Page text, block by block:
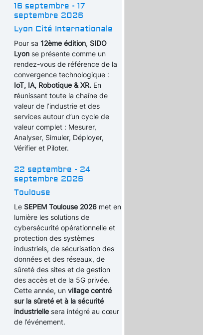
16 septembre - 17
septembre 2026
Lyon Cité Internationale
Pour sa 12ème édition, SIDO
Lyonse présente comme un
rendez-vous de référence de la
convergence technologique :
IoT, IA, Robotique & XR. En
réunissant toute la chaîne de
valeur de l’industrie et des
services autour d’un cycle de
valeur complet : Mesurer,
Analyser, Simuler, Déployer,
Vérifier et Piloter.
22 septembre - 24
septembre 2026
Toulouse
Le SEPEM Toulouse 2026met en
lumière les solutions de
cybersécurité opérationnelle et
protection des systèmes
industriels, de sécurisation des
données et des réseaux, de
sûreté des sites et de gestion
des accès et de la 5G privée.
Cette année, un village centré
sur la sûreté et à la sécurité
industriellesera intégré au cœur
de l’événement.